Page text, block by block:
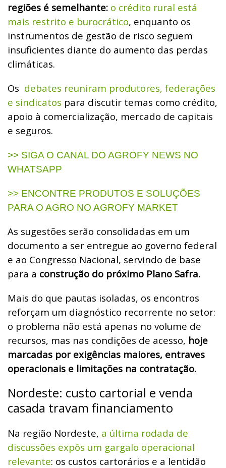
regiões é semelhante: o crédito rural está
mais restrito e burocrático, enquanto os
instrumentos de gestão de risco seguem
insuficientes diante do aumento das perdas
climáticas.
Os debates reuniram produtores, federações
e sindicatos para discutir temas como crédito,
apoio à comercialização, mercado de capitais
e seguros.
>> SIGA O CANAL DO AGROFY NEWS NO
WHATSAPP
>> ENCONTRE PRODUTOS E SOLUÇÕES
PARA O AGRO NO AGROFY MARKET
As sugestões serão consolidadas em um
documento a ser entregue ao governo federal
e ao Congresso Nacional, servindo de base
para a construção do próximo Plano Safra.
Mais do que pautas isoladas, os encontros
reforçam um diagnóstico recorrente no setor:
o problema não está apenas no volume de
recursos, mas nas condições de acesso, hoje
marcadas por exigências maiores, entraves
operacionais e limitações na contratação.
Nordeste: custo cartorial e venda
casada travam financiamento
Na região Nordeste, a última rodada de
discussões expôs um gargalo operacional
relevante: os custos cartorários e a lentidão